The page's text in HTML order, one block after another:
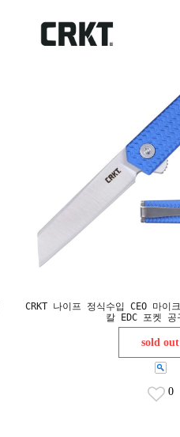
CRKT 나이프 정식수입 CEO 마이
칼 EDC 포켓 공
sold out
0